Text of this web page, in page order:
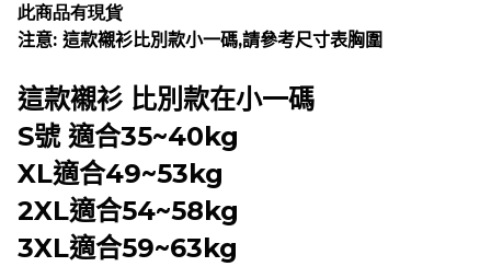
此商品有現貨
注意: 這款襯衫比別款小一碼,請參考尺寸表胸圍
這款襯衫 比別款在小一碼
S號 適合35~40kg
XL適合49~53kg
2XL適合54~58kg
3XL適合59~63kg